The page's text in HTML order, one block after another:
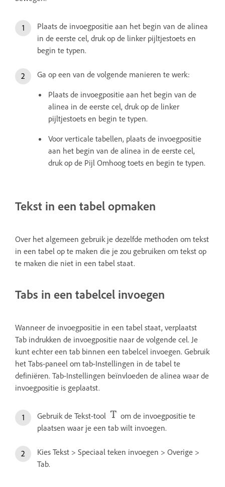
Plaats de invoegpositie aan het begin van de alinea
in de eerste cel, druk op de linker pijltjestoets en
begin te typen.
Ga op een van de volgende manieren te werk:
Plaats de invoegpositie aan het begin van de
alinea in de eerste cel, druk op de linker
pijltjestoets en begin te typen.
Voor verticale tabellen, plaats de invoegpositie
aan het begin van de alinea in de eerste cel,
druk op de Pijl Omhoog toets en begin te typen.
Tekst in een tabel opmaken
Over het algemeen gebruik je dezelfde methoden om tekst
in een tabel op te maken die je zou gebruiken om tekst op
te maken die niet in een tabel staat.
Tabs in een tabelcel invoegen
Wanneer de invoegpositie in een tabel staat, verplaatst
Tab indrukken de invoegpositie naar de volgende cel. Je
kunt echter een tab binnen een tabelcel invoegen. Gebruik
het Tabs-paneel om tab-Instellingen in de tabel te
definiëren. Tab-Instellingen beïnvloeden de alinea waar de
invoegpositie is geplaatst.
Gebruik de Tekst-tool
om de invoegpositie te
plaatsen waar je een tab wilt invoegen.
Kies Tekst > Speciaal teken invoegen > Overige >
Tab.